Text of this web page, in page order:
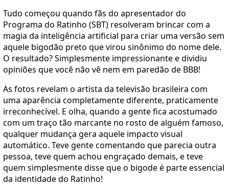
Tudo começou quando fãs do apresentador do
Programa do Ratinho (SBT) resolveram brincar com a
magia da inteligência artificial para criar uma versão sem
aquele bigodão preto que virou sinônimo do nome dele.
O resultado? Simplesmente impressionante e dividiu
opiniões que você não vê nem em paredão de BBB!
As fotos revelam o artista da televisão brasileira com
uma aparência completamente diferente, praticamente
irreconhecível. E olha, quando a gente fica acostumado
com um traço tão marcante no rosto de alguém famoso,
qualquer mudança gera aquele impacto visual
automático. Teve gente comentando que parecia outra
pessoa, teve quem achou engraçado demais, e teve
quem simplesmente disse que o bigode é parte essencial
da identidade do Ratinho!